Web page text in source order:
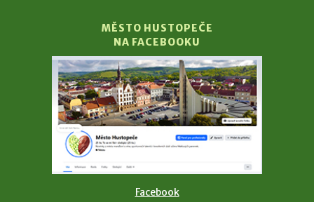
MĚSTO HUSTOPEČE
NA FACEBOOKU
Facebook